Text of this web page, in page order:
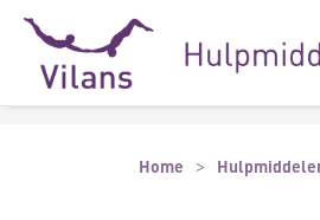
Naar hoofdinhoud
Naar footer
Home